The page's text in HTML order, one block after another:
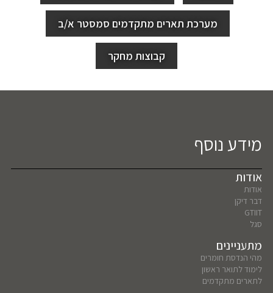
מערכת תארים מתקדמים סמסטר א/ב
קבוצות מחקר
מידע נוסף
אודות
אודות
דבר דיקן
GTIIT
סגל
מתעניינים
מהי הנדסת חומרים
לימוד לתואר ראשון
לתארים מתקדמים